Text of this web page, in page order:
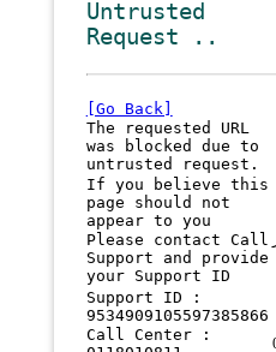
Untrusted
Request ..
[Go Back]
The requested URL
was blocked due to
untrusted request.
If you believe this
page should not
appear to you
Please contact Call
Support and provide
your Support ID
Support ID :
9534909105597385866
Call Center :